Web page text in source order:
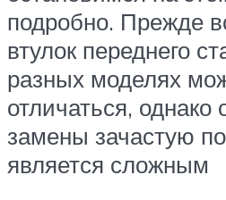
подробно. Прежде
втулок переднего
разных моделях
отличаться,
замены зачастую
является сложным